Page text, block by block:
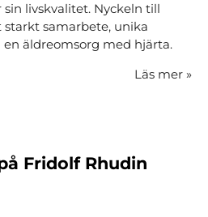
livskvalitet. Nyckeln till
samarbete, unika
äldreomsorg med hjärta.
Läs mer »
Fridolf Rhudin